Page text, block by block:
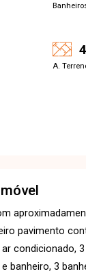
A.
pavimento
condicionado,
banheiro, 3